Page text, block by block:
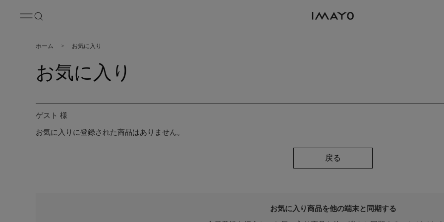
ホーム > お気に入り
お気に入り
ゲスト 様
お気に入りに登録された商品はありません。
戻る
お気に入り商品を他の端末と同期する